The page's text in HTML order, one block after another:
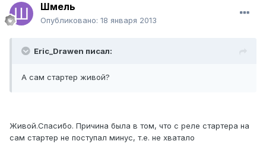
Шмель
Опубликовано: 18 января 2013
Eric_Drawen писал:
А сам стартер живой?
Живой.Спасибо. Причина была в том, что с реле стартера на
сам стартер не поступал минус, т.е. не хватало